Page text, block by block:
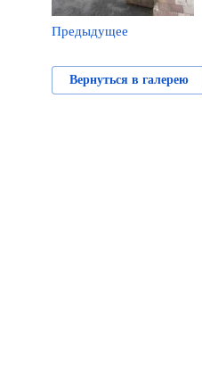
Предыдущее
Вернуться в галерею